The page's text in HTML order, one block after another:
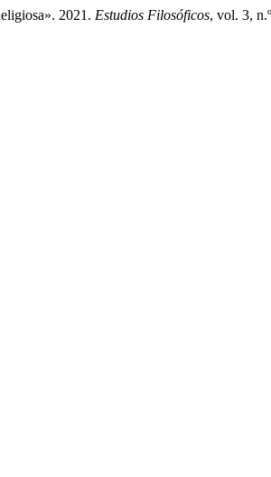
2021. Estudios Filosóficos, vol. 3,